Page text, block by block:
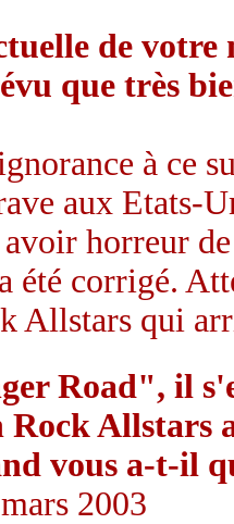
de votre
que très
à ce
aux Etats-
horreur
été corrigé.
Allstars qui
Road", il
Rock Allstars
vous a-t-il
2003